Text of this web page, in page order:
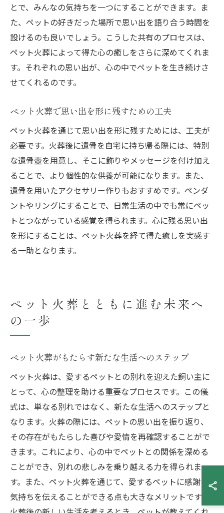
とで、みんなの気持ちを一つにすることができます。ま
た、ペットの好きだった場所で思い出を語り合う時間を
設けるのも良いでしょう。こうした共有のプロセスは、
ペット火葬によって得た心の癒しをさらに深めてくれま
す。それぞれの思い出が、心の中でペットを生き続けさ
せてくれるのです。
ペット火葬で思い出を形に残すための工夫
ペット火葬を通じて思い出を形に残すためには、工夫が
必要です。火葬後に遺骨を自宅に持ち帰る際には、特別
な遺骨壺を用意し、そこに飾りやメッセージを付け加え
ることで、より個性的な供養が可能になります。また、
遺骨を用いたアクセサリー作りもおすすめです。ペンダ
ントやリングにすることで、日常生活の中でも常にペッ
トとつながっている感覚を得られます。心に残る思い出
を形にすることは、ペット火葬を経て得た癒しを実感す
る一助となります。
ペット火葬とともに進む未来へ
の一歩
ペット火葬がもたらす新たな生活へのステップ
ペット火葬は、愛するペットとの別れを迎えた飼い主に
とって、心の整理を助ける重要なプロセスです。この儀
式は、単なる別れではなく、新たな生活へのステップと
なります。火葬の際には、ペットの思い出を振り返り、
その存在がもたらした喜びや愛情を再確認することがで
きます。これにより、心の中でペットとの関係を深める
ことができ、別れの悲しみを乗り越える力を得られま
す。また、ペット火葬を通じて、愛するペットに感謝の
気持ちを伝えることができる点も大きなメリットです。